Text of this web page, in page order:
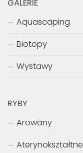
GALERIE
Aquascaping
Biotopy
Wystawy
RYBY
Arowany
Aterynokształtne